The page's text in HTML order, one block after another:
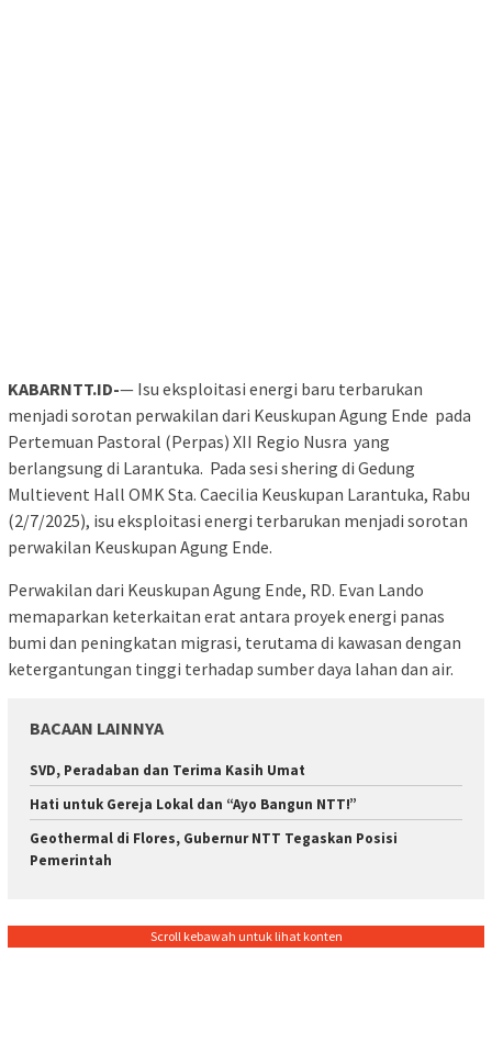
KABARNTT.ID-— Isu eksploitasi energi baru terbarukan
menjadi sorotan perwakilan dari Keuskupan Agung Ende pada
Pertemuan Pastoral (Perpas) XII Regio Nusra yang
berlangsung di Larantuka. Pada sesi shering di Gedung
Multievent Hall OMK Sta. Caecilia Keuskupan Larantuka, Rabu
(2/7/2025), isu eksploitasi energi terbarukan menjadi sorotan
perwakilan Keuskupan Agung Ende.
Perwakilan dari Keuskupan Agung Ende, RD. Evan Lando
memaparkan keterkaitan erat antara proyek energi panas
bumi dan peningkatan migrasi, terutama di kawasan dengan
ketergantungan tinggi terhadap sumber daya lahan dan air.
BACAAN LAINNYA
SVD, Peradaban dan Terima Kasih Umat
Hati untuk Gereja Lokal dan “Ayo Bangun NTT!”
Geothermal di Flores, Gubernur NTT Tegaskan Posisi
Pemerintah
Scroll kebawah untuk lihat konten